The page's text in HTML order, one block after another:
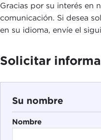
Gracias por su interés en
comunicación. Si desea
en su idioma, envíe el
Solicitar
Su nombre
Nombre